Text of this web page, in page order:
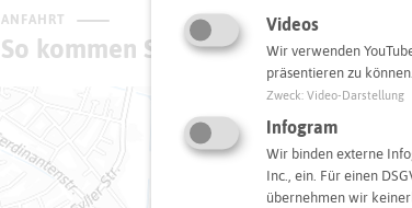
ANFAHRT
So kommen Sie zum Ziel
Videos
Wir verwenden
präsentieren zu können.
Zweck: Video-Darstellung
Infogram
Wir binden externe
Inc., ein. Für einen
übernehmen wir